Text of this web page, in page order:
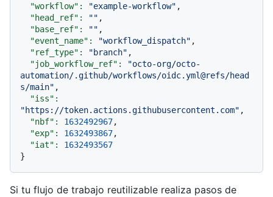
"workflow":
"example-workflow" ,
"head_ref":
"" ,
"base_ref":
"" ,
"event_name":
"workflow_dispatch" ,
"ref_type":
"branch" ,
"job_workflow_ref":
"octo-org/octo-
automation/.github/workflows/oidc.yml@refs/head
s/main" ,
"iss":
"https://token.actions.githubusercontent.com" ,
"nbf":
1632492967,
"exp":
1632493867,
"iat":
1632493567
Si tu flujo de trabajo reutilizable realiza pasos de